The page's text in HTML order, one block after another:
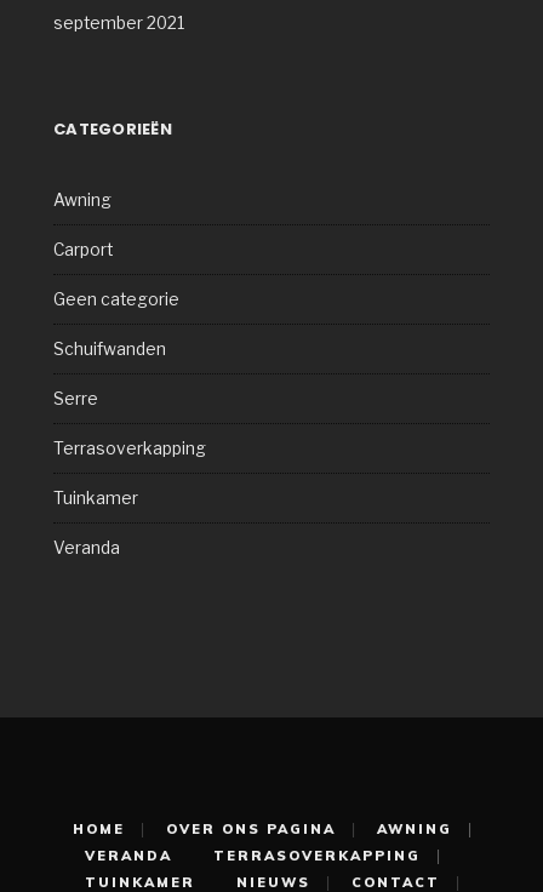
september 2021
CATEGORIEËN
Awning
Carport
Geen categorie
Schuifwanden
Serre
Terrasoverkapping
Tuinkamer
Veranda
HOME OVER ONS PAGINA
AWNING
VERANDA
TERRASOVERKAPPING
TUINKAMER
NIEUWS CONTACT